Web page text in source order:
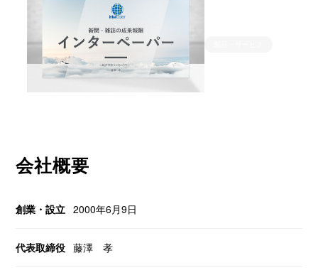
会社概要
創業・設立 2000年6月9日
代表取締役 藤澤 孝